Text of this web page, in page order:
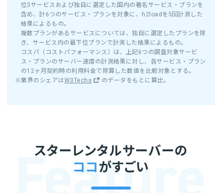
位3サービスおよび独自に選定した国内の著名サービス・プランを
含め、計6つのサービス・プランを対象に、h2loadを5回計測した
結果によるもの。
複数プランがあるサービスについては、独自に選定したプランを除
き、サービス内の最下位プランで計測した結果によるもの。
コスパ（コストパフォーマンス）は、上記6つの調査対象サービ
ス・プランのサーバー速度の計測結果に対し、各サービス・プラン
の12ヶ月契約時の利用料金で除算した数値を比較対象とする。
※業界のシェアはW3Techs のデータをもとに算出。
スターレンタルサーバーの
ココがすごい